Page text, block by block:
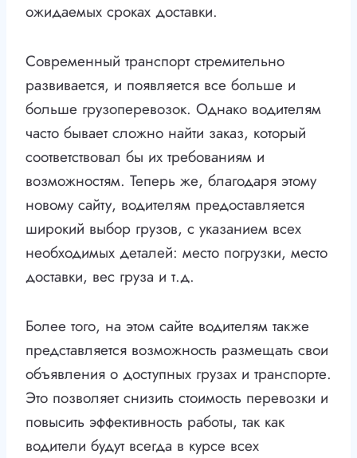
ожидаемых сроках доставки.
Современный транспорт стремительно
развивается, и появляется все больше и
больше грузоперевозок. Однако водителям
часто бывает сложно найти заказ, который
соответствовал бы их требованиям и
возможностям. Теперь же, благодаря этому
новому сайту, водителям предоставляется
широкий выбор грузов, с указанием всех
необходимых деталей: место погрузки, место
доставки, вес груза и т.д.
Более того, на этом сайте водителям также
представляется возможность размещать свои
объявления о доступных грузах и транспорте.
Это позволяет снизить стоимость перевозки и
повысить эффективность работы, так как
водители будут всегда в курсе всех